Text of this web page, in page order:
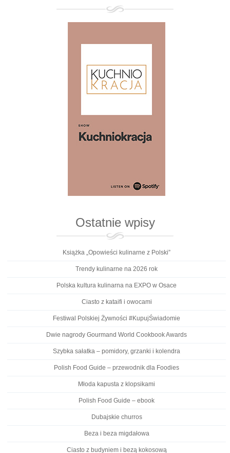
Ostatnie wpisy
Książka „Opowieści kulinarne z Polski”
Trendy kulinarne na 2026 rok
Polska kultura kulinarna na EXPO w Osace
Ciasto z kataifi i owocami
Festiwal Polskiej Żywności #KupujŚwiadomie
Dwie nagrody Gourmand World Cookbook Awards
Szybka sałatka – pomidory, grzanki i kolendra
Polish Food Guide – przewodnik dla Foodies
Młoda kapusta z klopsikami
Polish Food Guide – ebook
Dubajskie churros
Beza i beza migdałowa
Ciasto z budyniem i bezą kokosową